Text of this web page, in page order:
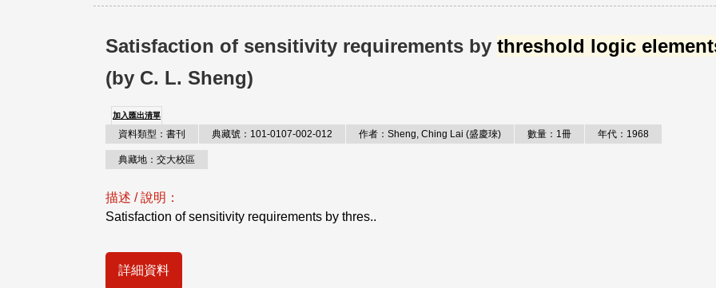
Satisfaction of sensitivity requirements by threshold logic
(by C. L. Sheng)
加入匯出清單
資料類型：書刊 典藏號：101-0107-002-012 作者：Sheng, Ching Lai (盛慶琜) 數量：1冊 年代：1968
典藏地：交大校區
描述 / 說明：
Satisfaction of sensitivity requirements by thres..
詳細資料